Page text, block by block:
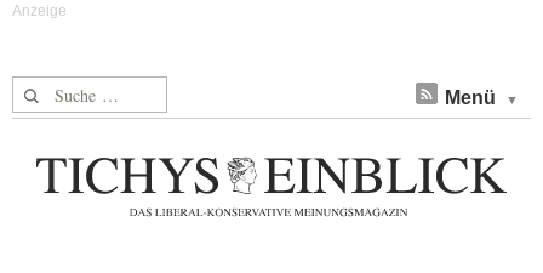
Suche nach: Menü